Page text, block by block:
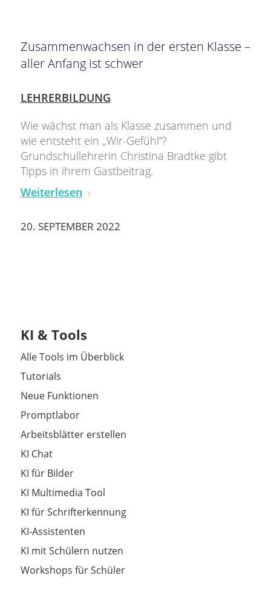
Zusammenwachsen in der ersten Klasse –
aller Anfang ist schwer
LEHRERBILDUNG
Wie wächst man als Klasse zusammen und
wie entsteht ein „Wir-Gefühl“?
Grundschullehrerin Christina Bradtke gibt
Tipps in ihrem Gastbeitrag.
Weiterlesen
20. SEPTEMBER 2022
KI & Tools
Alle Tools im Überblick
Tutorials
Neue Funktionen
Promptlabor
Arbeitsblätter erstellen
KI Chat
KI für Bilder
KI Multimedia Tool
KI für Schrifterkennung
KI-Assistenten
KI mit Schülern nutzen
Workshops für Schüler